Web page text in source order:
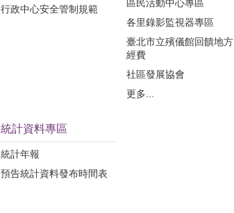
行政中心安全管制規範
區民活動中心專區
各里錄影監視器專區
臺北市立殯儀館回饋地方
經費
社區發展協會
更多...
統計資料專區
統計年報
預告統計資料發布時間表